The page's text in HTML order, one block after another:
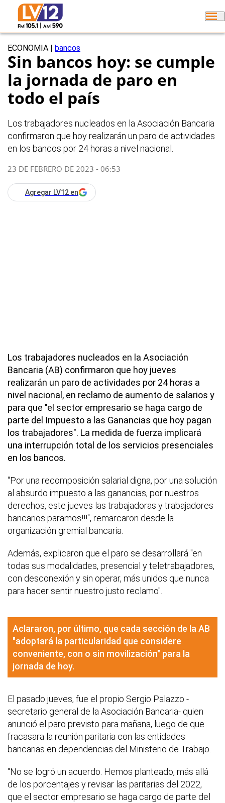
ECONOMIA bancos
Sin bancos hoy: se cumple
la jornada de paro en
todo el país
Los trabajadores nucleados en la Asociación Bancaria
confirmaron que hoy realizarán un paro de actividades
en los bancos por 24 horas a nivel nacional.
23 DE FEBRERO DE 2023 - 06:53
Agregar LV12 en
Los trabajadores nucleados en la Asociación
Bancaria (AB) confirmaron que hoy jueves
realizarán un paro de actividades por 24 horas a
nivel nacional, en reclamo de aumento de salarios y
para que "el sector empresario se haga cargo de
parte del Impuesto a las Ganancias que hoy pagan
los trabajadores". La medida de fuerza implicará
una interrupción total de los servicios presenciales
en los bancos.
"Por una recomposición salarial digna, por una solución
al absurdo impuesto a las ganancias, por nuestros
derechos, este jueves las trabajadoras y trabajadores
bancarios paramos!!!", remarcaron desde la
organización gremial bancaria.
Además, explicaron que el paro se desarrollará "en
todas sus modalidades, presencial y teletrabajadores,
con desconexión y sin operar, más unidos que nunca
para hacer sentir nuestro justo reclamo".
Aclararon, por último, que cada sección de la AB
"adoptará la particularidad que considere
conveniente, con o sin movilización" para la
jornada de hoy.
El pasado jueves, fue el propio Sergio Palazzo -
secretario general de la Asociación Bancaria- quien
anunció el paro previsto para mañana, luego de que
fracasara la reunión paritaria con las entidades
bancarias en dependencias del Ministerio de Trabajo.
"No se logró un acuerdo. Hemos planteado, más allá
de los porcentajes y revisar las paritarias del 2022,
que el sector empresario se haga cargo de parte del